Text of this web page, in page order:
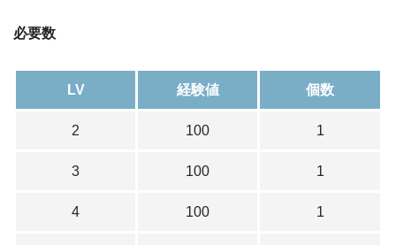
必要数
LV 経験値 個数
2 100 1
3 100 1
4 100 1